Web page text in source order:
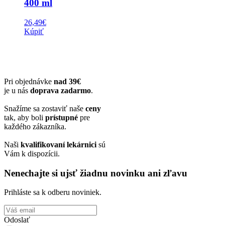
400 ml
26,49€
Kúpiť
Pri objednávke nad 39€
je u nás doprava zadarmo.
Snažíme sa zostaviť naše ceny
tak, aby boli prístupné pre
každého zákazníka.
Naši kvalifikovaní lekárnici sú
Vám k dispozícii.
Nenechajte si ujsť žiadnu novinku ani zľavu
Prihláste sa k odberu noviniek.
Odoslať